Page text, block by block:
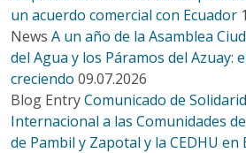
un acuerdo comercial con Ecuador
News A un año de la Asamblea
del Agua y los Páramos del Azuay:
creciendo 09.07.2026
Blog EntryComunicado de
Internacional a las Comunidades
de Pambil y Zapotal y la CEDHU en